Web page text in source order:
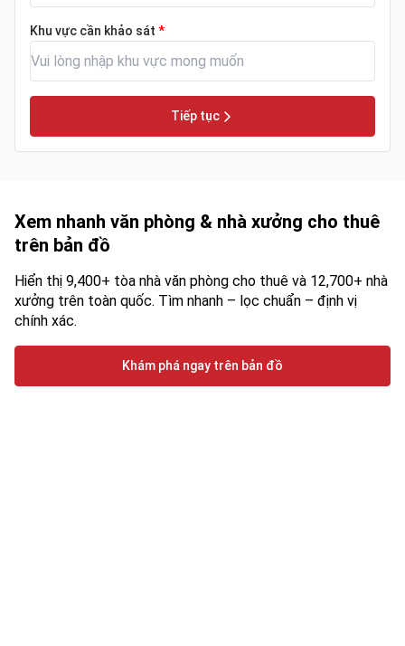
Khu vực cần khảo sát *
Tiếp tục
Xem nhanh văn phòng & nhà xưởng cho thuê
trên bản đồ
Hiển thị 9,400+ tòa nhà văn phòng cho thuê và 12,700+ nhà
xưởng trên toàn quốc. Tìm nhanh – lọc chuẩn – định vị
chính xác.
Khám phá ngay trên bản đồ